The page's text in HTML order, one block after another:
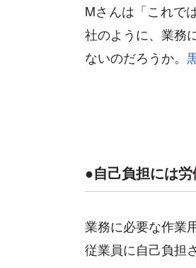
Mさんは「これで
社のように、業務
ないのだろうか。
●自己負担には
業務に必要な作業
従業員に自己負担